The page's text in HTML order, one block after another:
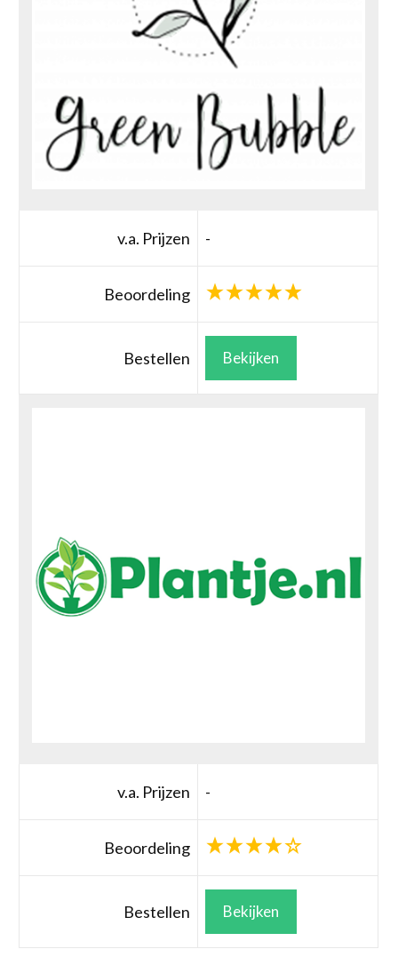
v.a. Prijzen -
Beoordeling
Bestellen Bekijken
v.a. Prijzen -
Beoordeling
Bestellen Bekijken